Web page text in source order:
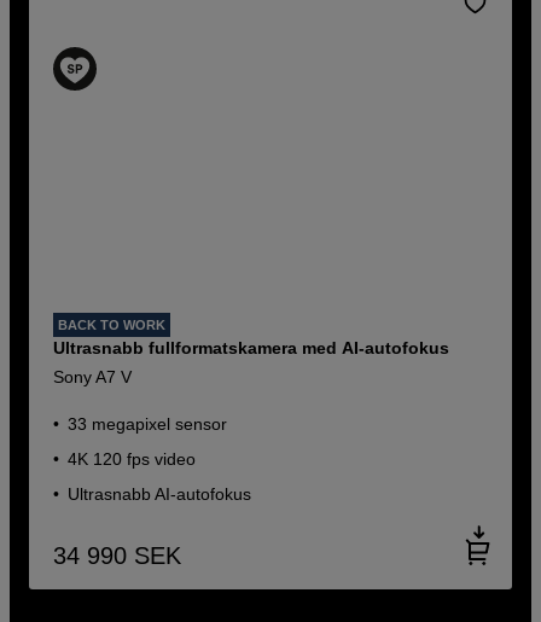
BACK TO WORK
Ultrasnabb fullformatskamera med AI-autofokus
Sony A7 V
33 megapixel sensor
4K 120 fps video
Ultrasnabb AI-autofokus
34 990 SEK